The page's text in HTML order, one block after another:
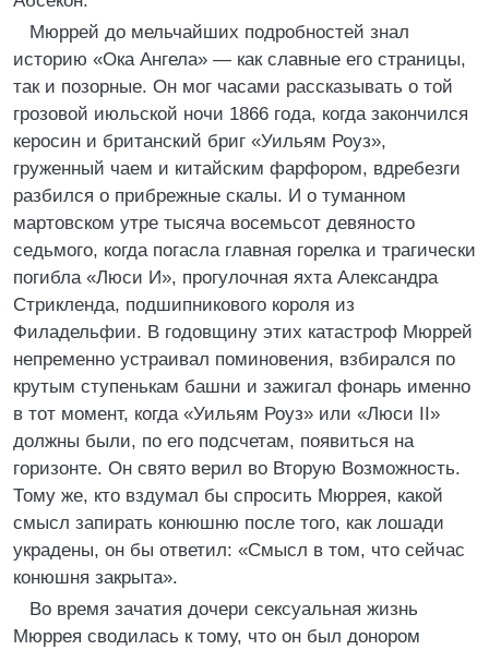
Мюррей до мельчайших подробностей знал
историю «Ока Ангела» — как славные его страницы,
так и позорные. Он мог часами рассказывать о той
грозовой июльской ночи 1866 года, когда закончился
керосин и британский бриг «Уильям Роуз»,
груженный чаем и китайским фарфором, вдребезги
разбился о прибрежные скалы. И о туманном
мартовском утре тысяча восемьсот девяносто
седьмого, когда погасла главная горелка и трагически
погибла «Люси И», прогулочная яхта Александра
Стрикленда, подшипникового короля из
Филадельфии. В годовщину этих катастроф Мюррей
непременно устраивал поминовения, взбирался по
крутым ступенькам башни и зажигал фонарь именно
в тот момент, когда «Уильям Роуз» или «Люси II»
должны были, по его подсчетам, появиться на
горизонте. Он свято верил во Вторую Возможность.
Тому же, кто вздумал бы спросить Мюррея, какой
смысл запирать конюшню после того, как лошади
украдены, он бы ответил: «Смысл в том, что сейчас
конюшня закрыта».
Во время зачатия дочери сексуальная жизнь
Мюррея сводилась к тому, что он был донором